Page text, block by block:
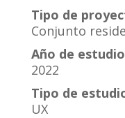
Tipo de
Conjunto
Año de estudio
2022
Tipo de
UX